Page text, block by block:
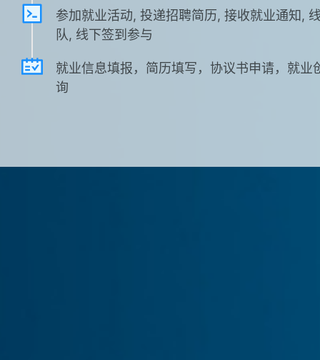
参加就业活动, 投递招聘简历, 接收就业通知,
队, 线下签到参与
就业信息填报，简历填写，协议书申请，就业
询